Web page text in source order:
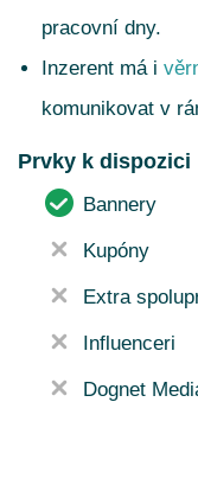
pracovní dny.
Inzerent má i
komunikovat v
Prvky k dispozici
Bannery
Kupóny
Extra
Influenceri
Dognet